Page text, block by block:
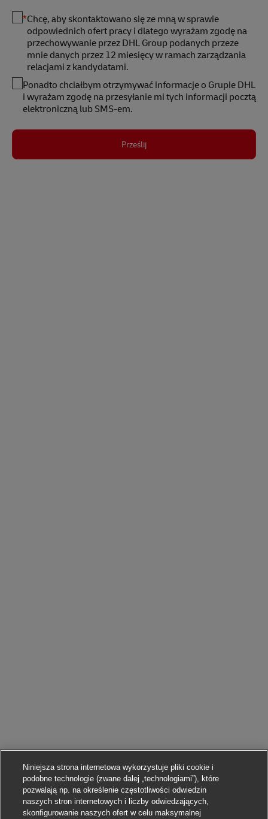
*Chcę, aby skontaktowano się ze mną w sprawie
odpowiednich ofert pracy i dlatego wyrażam zgodę na
przechowywanie przez DHL Group podanych przeze
mnie danych przez 12 miesięcy w ramach zarządzania
relacjami z kandydatami.
Ponadto chciałbym otrzymywać informacje o Grupie DHL
i wyrażam zgodę na przesyłanie mi tych informacji pocztą
elektroniczną lub SMS-em.
Prześlij
Niniejsza strona internetowa wykorzystuje pliki cookie i
podobne technologie (zwane dalej „technologiami”), które
pozwalają np. na określenie częstotliwości odwiedzin
naszych stron internetowych i liczby odwiedzających,
skonfigurowanie naszych ofert w celu maksymalnej